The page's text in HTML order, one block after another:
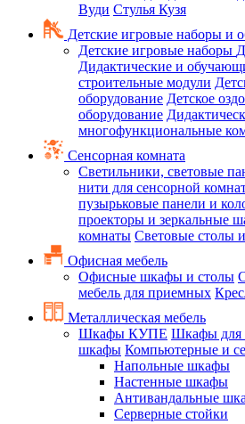
Вуди Стулья Кузя
Детские игровые наборы и
Детские игровые наборы
Дидактические и
строительные модули
оборудование Детское
оборудование
многофункциональные
Сенсорная комната
Светильники, световые
нити для сенсорной
пузырьковые панели и
проекторы и зеркальные
комнаты Световые столы
Офисная мебель
Офисные шкафы и столы
мебель для приемных
Металлическая мебель
Шкафы КУПЕ Шкафы для
шкафы Компьютерные и
Напольные шкафы
Настенные шкафы
Антивандальные
Серверные стойки